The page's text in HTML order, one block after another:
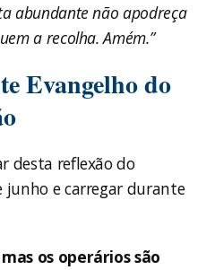
abundante não apodreça
a recolha. Amém.”
Evangelho do
desta reflexão do
junho e carregar durante
os operários são